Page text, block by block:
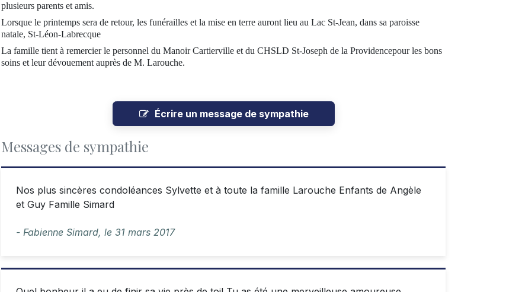
plusieurs parents et amis.
Lorsque le printemps sera de retour, les funérailles et la mise en terre auront lieu au Lac St-Jean, dans sa paroisse
natale, St-Léon-Labrecque
La famille tient à remercier le personnel du Manoir Cartierville et du CHSLD St-Joseph de la Providencepour les bons
soins et leur dévouement auprès de M. Larouche.
Écrire un message de sympathie
Messages de sympathie
Nos plus sincères condoléances Sylvette et à toute la famille Larouche Enfants de Angèle
et Guy Famille Simard
- Fabienne Simard, le 31 mars 2017